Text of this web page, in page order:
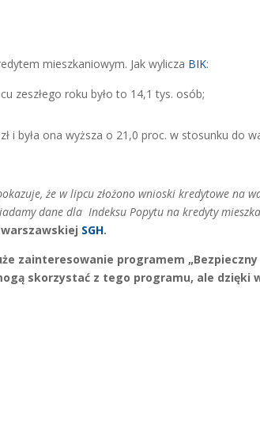
mieszkaniowym. Jak wylicza BIK:
zeszłego roku było to 14,1 tys. osób;
była ona wyższa o 21,0 proc. w stosunku do
że w lipcu złożono wnioski kredytowe na
dane dla Indeksu Popytu na kredyty
SGH.
zainteresowanie programem „Bezpieczny
skorzystać z tego programu, ale dzięki